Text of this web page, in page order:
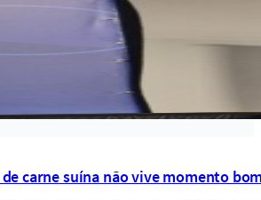
carne suína não vive momento